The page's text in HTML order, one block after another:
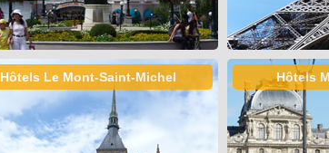
Hôtels Le Mont-Saint-Michel Hôtels